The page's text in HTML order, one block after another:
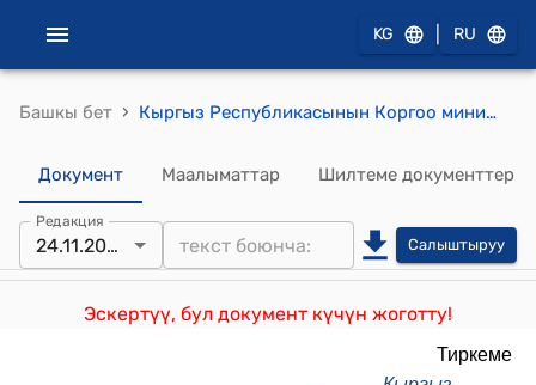
KG RU
Башкы бет › Кыргыз Республикасынын Коргоо министрлигине караштуу "Семетей" мейманканасы" мамлекеттик ишканасынын уставы (Кыргыз Республикасынын Өкмөтүнүн 2015-жылдын 16-сентябрындагы № 640 токтому менен бекитилген)
Документ Маалыматтар Шилтеме документтер
Редакция
24.11.2023 Салыштыруу
Эскертүү, бул документ күчүн жоготту!